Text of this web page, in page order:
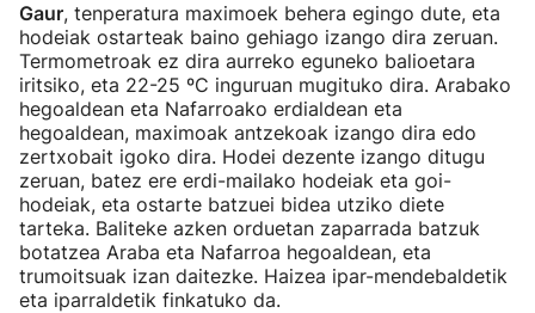
Gaur, tenperatura maximoek behera egingo dute, eta
hodeiak ostarteak baino gehiago izango dira zeruan.
Termometroak ez dira aurreko eguneko balioetara
iritsiko, eta 22-25 ºC inguruan mugituko dira. Arabako
hegoaldean eta Nafarroako erdialdean eta
hegoaldean, maximoak antzekoak izango dira edo
zertxobait igoko dira. Hodei dezente izango ditugu
zeruan, batez ere erdi-mailako hodeiak eta goi-
hodeiak, eta ostarte batzuei bidea utziko diete
tarteka. Baliteke azken orduetan zaparrada batzuk
botatzea Araba eta Nafarroa hegoaldean, eta
trumoitsuak izan daitezke. Haizea ipar-mendebaldetik
eta iparraldetik finkatuko da.